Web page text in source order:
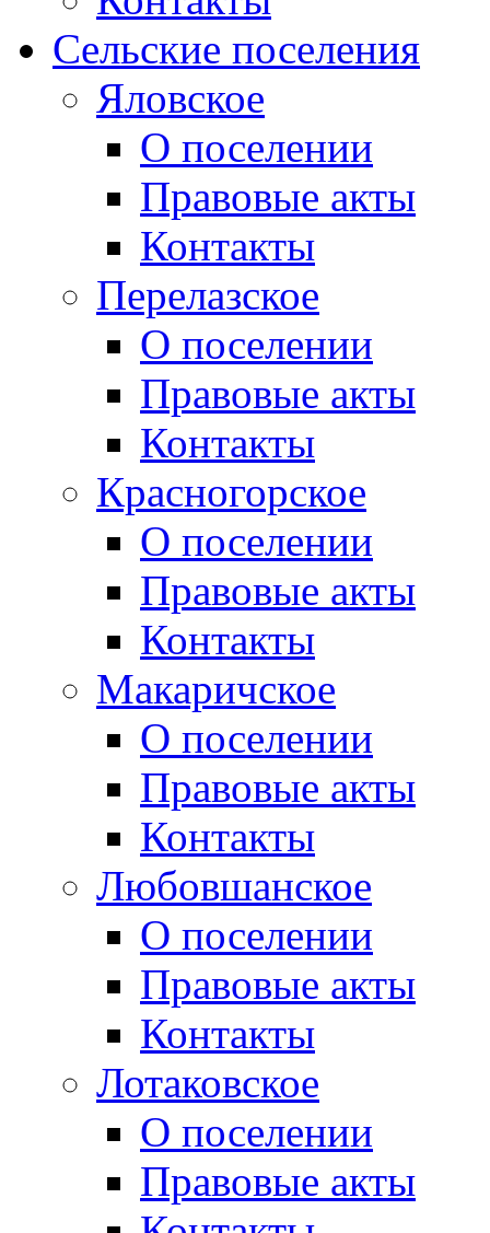
Сельские поселения
Яловское
О поселении
Правовые акты
Контакты
Перелазское
О поселении
Правовые акты
Контакты
Красногорское
О поселении
Правовые акты
Контакты
Макаричское
О поселении
Правовые акты
Контакты
Любовшанское
О поселении
Правовые акты
Контакты
Лотаковское
О поселении
Правовые акты